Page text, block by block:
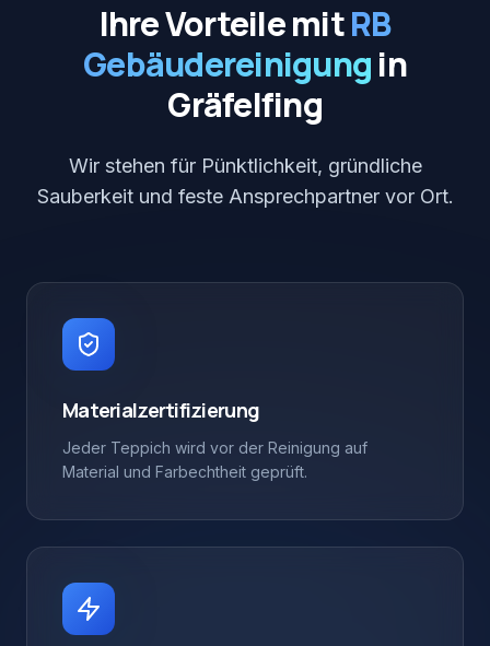
Ihre Vorteile mitRB
Gebäudereinigungin
Gräfelfing
Wir stehen für Pünktlichkeit, gründliche
Sauberkeit und feste Ansprechpartner vor Ort.
Materialzertifizierung
Jeder Teppich wird vor der Reinigung auf
Material und Farbechtheit geprüft.